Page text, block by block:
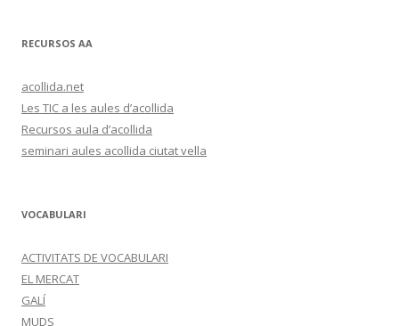
RECURSOS AA
acollida.net
Les TIC a les aules d’acollida
Recursos aula d’acollida
seminari aules acollida ciutat vella
VOCABULARI
ACTIVITATS DE VOCABULARI
EL MERCAT
GALÍ
MUDS